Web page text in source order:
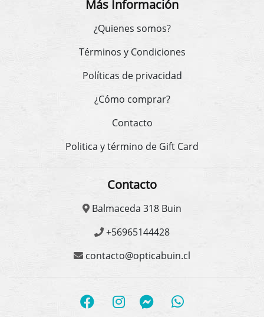
Más Información
¿Quienes somos?
Términos y Condiciones
Políticas de privacidad
¿Cómo comprar?
Contacto
Politica y término de Gift Card
Contacto
Balmaceda 318 Buin
+56965144428
contacto@opticabuin.cl